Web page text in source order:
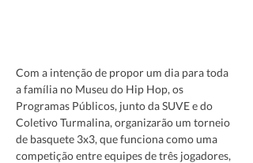
Com a intenção de propor um dia para toda
a família no Museu do Hip Hop, os
Programas Públicos, junto da SUVE e do
Coletivo Turmalina, organizarão um torneio
de basquete 3x3, que funciona como uma
competição entre equipes de três jogadores,